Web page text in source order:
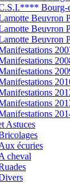
Bourg-
Beuvron
Beuvron
Beuvron
Astuces
écuries
cheval